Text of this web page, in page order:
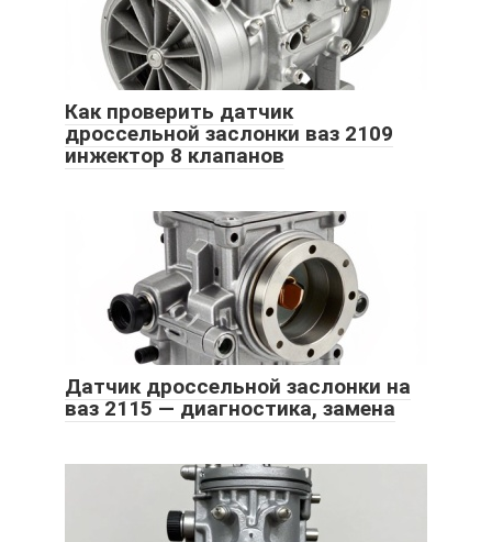
Как проверить датчик
дроссельной заслонки ваз 2109
инжектор 8 клапанов
Датчик дроссельной заслонки на
ваз 2115 — диагностика, замена